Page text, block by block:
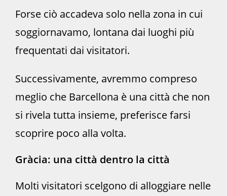
Forse ciò accadeva solo nella zona in cui
soggiornavamo, lontana dai luoghi più
frequentati dai visitatori.
Successivamente, avremmo compreso
meglio che Barcellona è una città che non
si rivela tutta insieme, preferisce farsi
scoprire poco alla volta.
Gràcia: una città dentro la città
Molti visitatori scelgono di alloggiare nelle